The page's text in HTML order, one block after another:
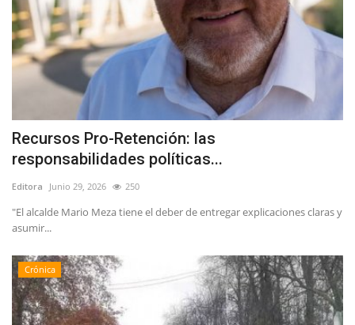
Recursos Pro-Retención: las
responsabilidades políticas...
Editora Junio 29, 2026 250
"El alcalde Mario Meza tiene el deber de entregar explicaciones claras y
asumir...
Crónica